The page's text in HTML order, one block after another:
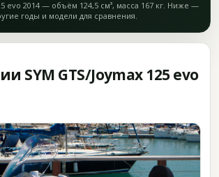
evo 2014 — объём 124,5 см³, масса 167 кг. Ниже —
годы и модели для сравнения.
SYM GTS/Joymax 125 evo